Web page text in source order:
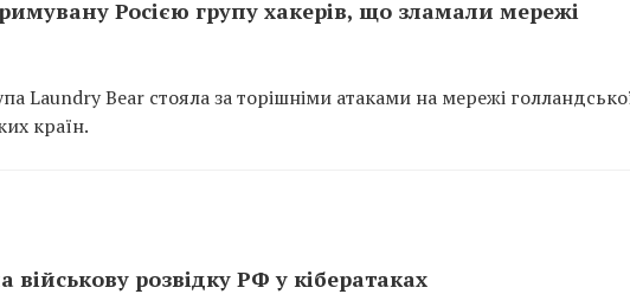
Росією групу хакерів, що зламали мережі
Laundry Bear стояла за торішніми атаками на мережі
країн.
розвідку РФ у кібератаках